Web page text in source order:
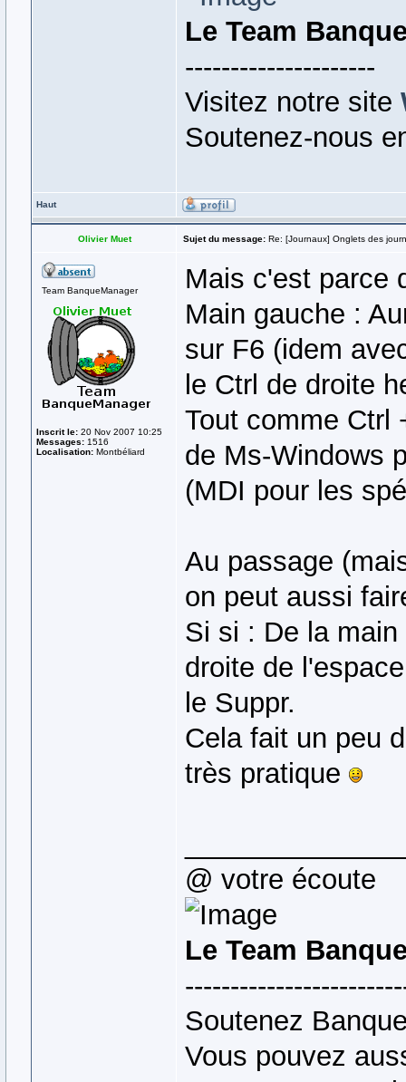
Le Team
---------------------
Visitez notre site
Soutenez-nous
Haut
Olivier Muet Sujet du message: Re: [Journaux] Onglets des
Team BanqueManager
Inscrit le: 20 Nov 2007 10:25
Messages: 1516
Localisation: Montbéliard
Mais c'est parce
Main gauche :
sur F6 (idem
le Ctrl de droite
Tout comme Ctrl
de Ms-Windows
(MDI pour les
Au passage
on peut aussi
Si si : De la
droite de
le Suppr.
Cela fait un peu
très pratique
@ votre écoute
Le Team
Soutenez
Vous pouvez